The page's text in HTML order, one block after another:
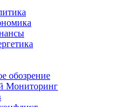
обозрение
Мониторинг